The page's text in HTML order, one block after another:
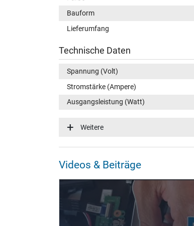
Bauform
Lieferumfang
Technische Daten
Spannung (Volt)
Stromstärke (Ampere)
Ausgangsleistung (Watt)
Energieeffizienz
Steckerlänge (mm)
Steckerdurchmesser außen / innen
Stift im Stecker
Weitere
Videos & Beiträge